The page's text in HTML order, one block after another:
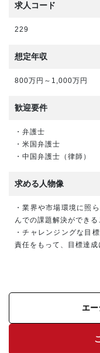
求人コード
229
想定年収
800万円～1,000万円
歓迎要件
・弁護士
・米国弁護士
・中国弁護士（律師）
求める人物像
・業界や市場環境に照
んでの課題解決ができる
・チャレンジングな目
責任をもって、目標達成
エ